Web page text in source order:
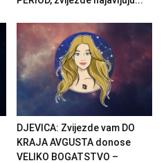
DJEVICA: Zvijezde vam DO
KRAJA AVGUSTA donose
VELIKO BOGATSTVO –